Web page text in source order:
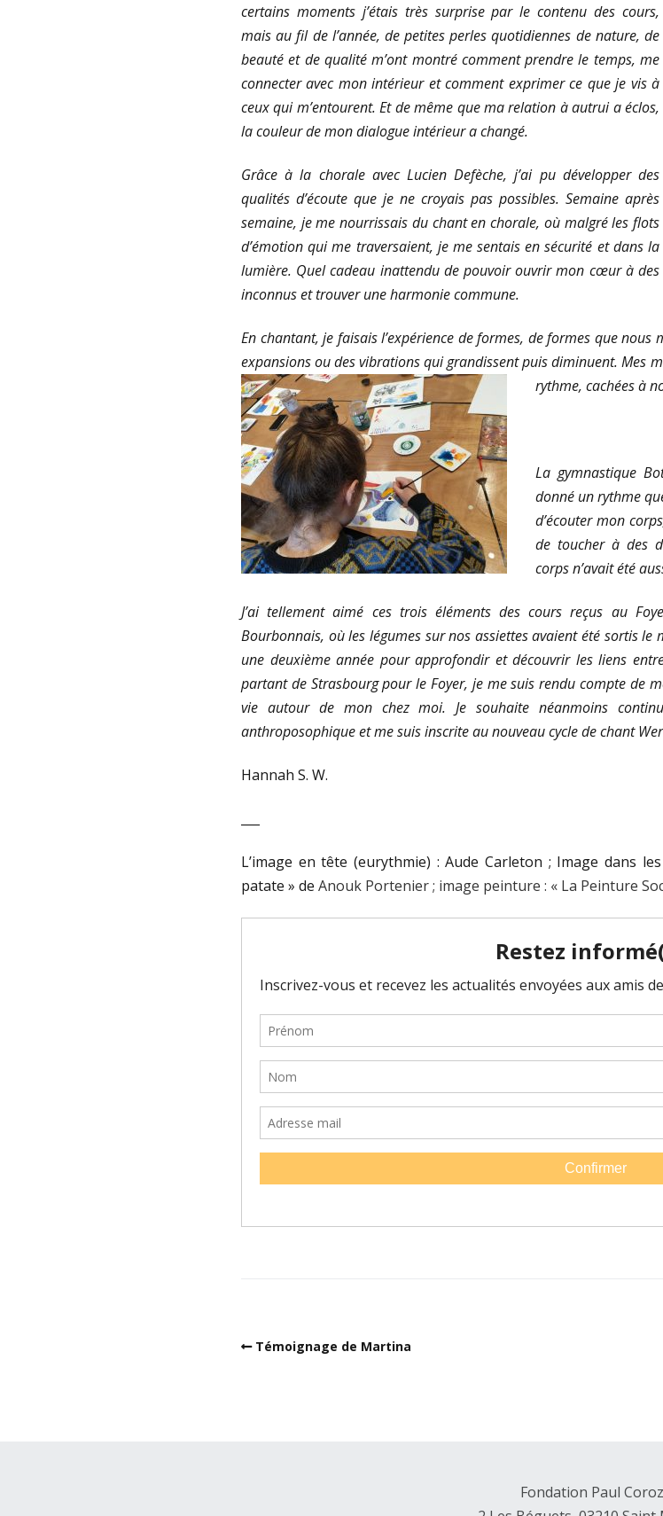
certains moments j’étais très surprise par le contenu des cours,
mais au fil de l’année, de petites perles quotidiennes de nature, de
beauté et de qualité m’ont montré comment prendre le temps, me
connecter avec mon intérieur et comment exprimer ce que je vis à
ceux qui m’entourent. Et de même que ma relation à autrui a éclos,
la couleur de mon dialogue intérieur a changé.
Grâce à la chorale avec Lucien Defèche, j’ai pu développer des
qualités d’écoute que je ne croyais pas possibles. Semaine après
semaine, je me nourrissais du chant en chorale, où malgré les flots
d’émotion qui me traversaient, je me sentais en sécurité et dans la
lumière. Quel cadeau inattendu de pouvoir ouvrir mon cœur à des
inconnus et trouver une harmonie commune.
En chantant, je faisais l’expérience de formes, de formes que nous
expansions ou des vibrations qui grandissent puis diminuent. Mes
rythme, cachées à
La gymnastique
donné un rythme
d’écouter mon
de toucher à des
corps n’avait été
J’ai tellement aimé ces trois éléments des cours reçus au
Bourbonnais, où les légumes sur nos assiettes avaient été sortis
une deuxième année pour approfondir et découvrir les liens
partant de Strasbourg pour le Foyer, je me suis rendu compte de
vie autour de mon chez moi. Je souhaite néanmoins
anthroposophique et me suis inscrite au nouveau cycle de chant
Hannah S. W.
L’image en tête (eurythmie) : Aude Carleton ; Image dans
patate » de Anouk Portenier ; image peinture : « La Peinture
Témoignage de Martina
Fondation Paul